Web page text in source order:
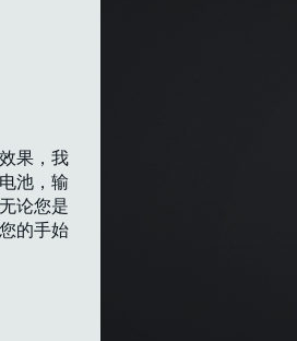
果，我
池，输
论您是
的手始